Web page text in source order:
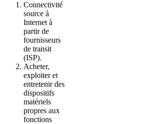
Connectivité
source à
Internet à
partir de
fournisseurs
de transit
(ISP).
Acheter,
exploiter et
entretenir des
dispositifs
matériels
propres aux
fonctions